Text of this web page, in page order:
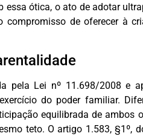
ótica, o ato de adotar
de oferecer à
pela Lei nº 11.698/2008 e
do poder familiar.
equilibrada de ambos
teto. O artigo 1.583, §1º,